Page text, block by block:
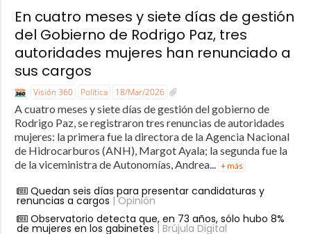
En cuatro meses y siete días de gestión
del Gobierno de Rodrigo Paz, tres
autoridades mujeres han renunciado a
sus cargos
Visión 360 Política 18/Mar/2026
A cuatro meses y siete días de gestión del gobierno de
Rodrigo Paz, se registraron tres renuncias de autoridades
mujeres: la primera fue la directora de la Agencia Nacional
de Hidrocarburos (ANH), Margot Ayala; la segunda fue la
de la viceministra de Autonomías, Andrea... + más
Quedan seis días para presentar candidaturas y
renuncias a cargos | Opinión
Observatorio detecta que, en 73 años, sólo hubo 8%
de mujeres en los gabinetes | Brújula Digital